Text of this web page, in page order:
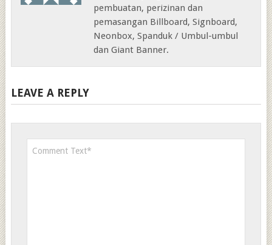
pembuatan, perizinan dan
pemasangan Billboard, Signboard,
Neonbox, Spanduk / Umbul-umbul
dan Giant Banner.
LEAVE A REPLY